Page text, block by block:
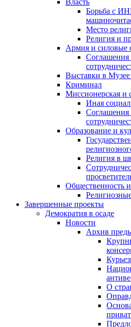
Власть
Борьба с
Место
Религия и
Армия и силовые
Соглашения
Выставки в
Криминал
Миссионерская и
Иная
Соглашения
Образование и
Религия в
Общественность
Завершенные проекты
Демократия в осаде
Новости
Архив
О